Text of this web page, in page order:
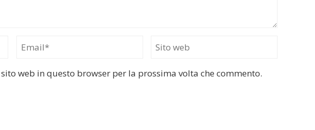
web in questo browser per la prossima volta che commento.